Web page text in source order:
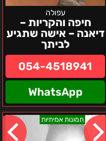
עפולה
חיפה והקריות –
דיאנה – אישה שתגיע
לביתך
054-4518941
WhatsApp
תמונות אמיתיות
צפון
ישראל-
נסטיה